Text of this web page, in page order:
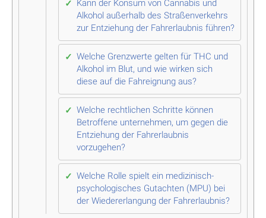
Kann der Konsum von Cannabis und
Alkohol außerhalb des Straßenverkehrs
zur Entziehung der Fahrerlaubnis führen?
Welche Grenzwerte gelten für THC und
Alkohol im Blut, und wie wirken sich
diese auf die Fahreignung aus?
Welche rechtlichen Schritte können
Betroffene unternehmen, um gegen die
Entziehung der Fahrerlaubnis
vorzugehen?
Welche Rolle spielt ein medizinisch-
psychologisches Gutachten (MPU) bei
der Wiedererlangung der Fahrerlaubnis?